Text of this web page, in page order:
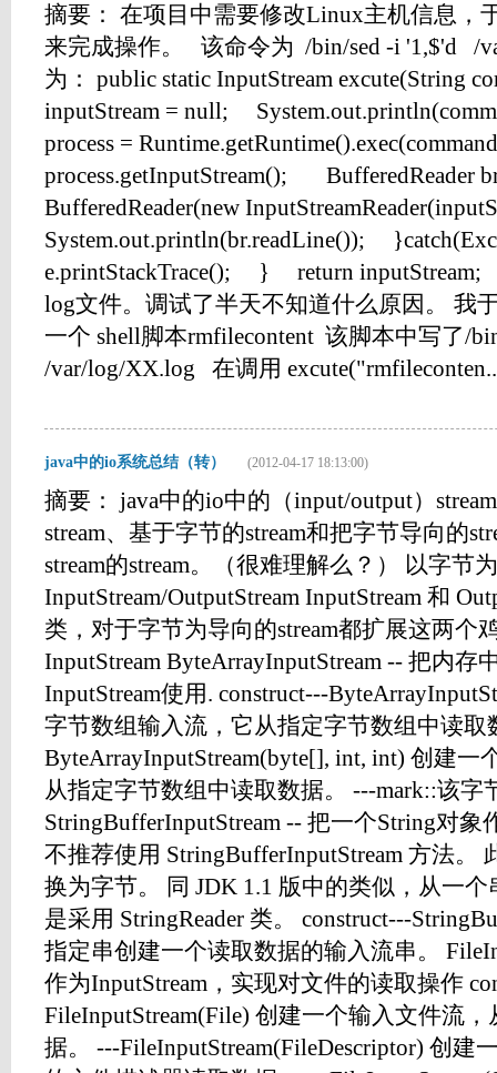
摘要： 在项目中需要修改Linux主机信息，
来完成操作。 该命令为 /bin/sed -i '1,$'d /
为： public static InputStream excute(String
inputStream = null;
process =
process.getInputStream(); BufferedReader
BufferedReader(new
System.out.println(br.readLine());
e.printStackTrace(); } return
log文件。调试了半天不知道什么原因。 我
一个 shell脚本rmfilecontent 该脚本中写了/
/var/log/XX.log 在调用
java中的io系统总结（转） (2012-04-17 18:13:00)
摘要： java中的io中的（input/output）
stream、基于字节的stream和把字节导向的
stream的stream。（很难理解么？） 以字节
InputStream/OutputStream InputStream 和
类，对于字节为导向的stream都扩展这两个
InputStream ByteArrayInputStream -- 把内存
InputStream使用. construct---
字节数组输入流，它从指定字节数组中读取
ByteArrayInputStream(byte[], int, int) 创建
从指定字节数组中读取数据。 ---mark::该字
StringBufferInputStream -- 把一个String对象
不推荐使用 StringBufferInputStream 方法。
换为字节。 同 JDK 1.1 版中的类似，从一
是采用 StringReader 类。 construct---
指定串创建一个读取数据的输入流串。
作为InputStream，实现对文件的读取操作
FileInputStream(File) 创建一个输入文件流
据。 ---FileInputStream(FileDescriptor) 创建